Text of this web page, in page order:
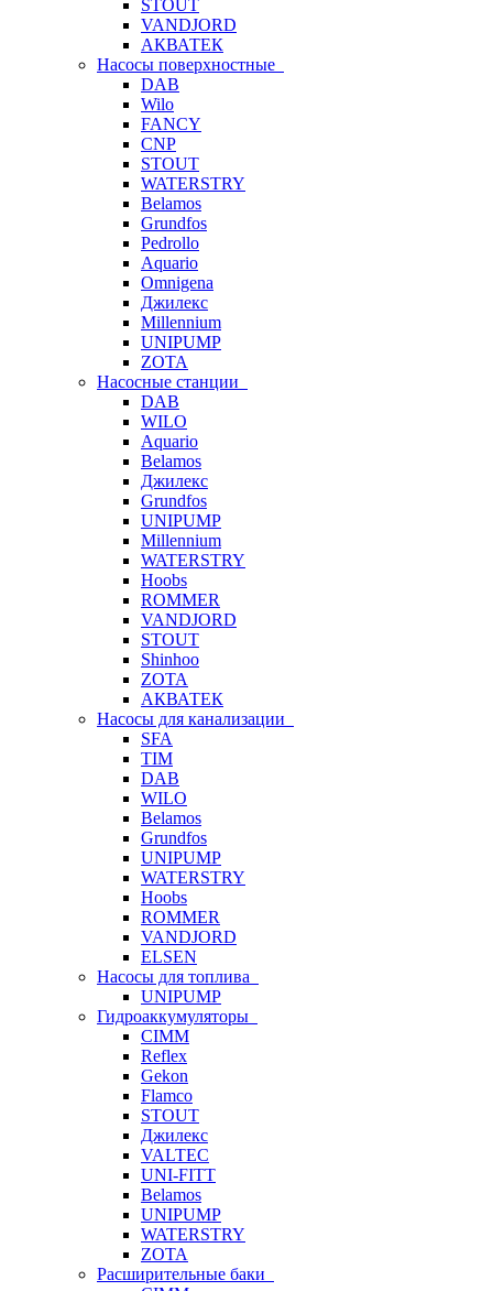
STOUT
VANDJORD
АКВАТЕК
Насосы поверхностные
DAB
Wilo
FANCY
CNP
STOUT
WATERSTRY
Belamos
Grundfos
Pedrollo
Aquario
Omnigena
Джилекс
Millennium
UNIPUMP
ZOTA
Насосные станции
DAB
WILO
Aquario
Belamos
Джилекс
Grundfos
UNIPUMP
Millennium
WATERSTRY
Hoobs
ROMMER
VANDJORD
STOUT
Shinhoo
ZOTA
АКВАТЕК
Насосы для канализации
SFA
TIM
DAB
WILO
Belamos
Grundfos
UNIPUMP
WATERSTRY
Hoobs
ROMMER
VANDJORD
ELSEN
Насосы для топлива
UNIPUMP
Гидроаккумуляторы
CIMM
Reflex
Gekon
Flamco
STOUT
Джилекс
VALTEC
UNI-FITT
Belamos
UNIPUMP
WATERSTRY
ZOTA
Расширительные баки